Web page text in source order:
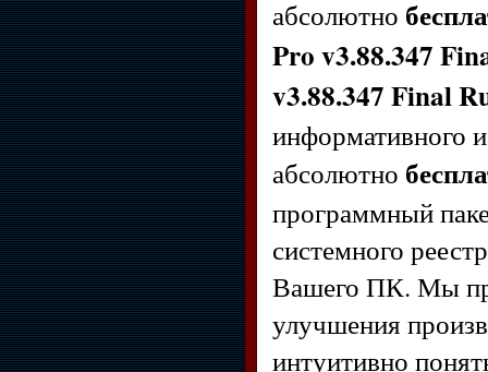
абсолютно
Pro v3.88.347
v3.88.347 Final
информативного
абсолютно
программный
системного
Вашего ПК. Мы
улучшения
интуитивно